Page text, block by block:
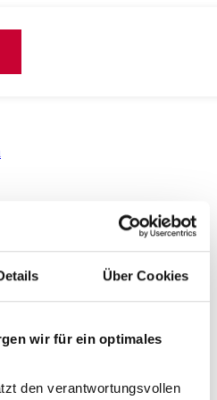
Über Cookies
wir für ein optimales
den verantwortungsvollen
können es aber nicht Vollzeit
genau das Richtige für Sie sein.